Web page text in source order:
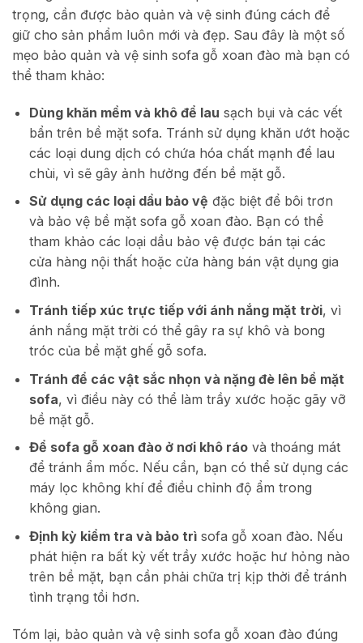
trọng, cần được bảo quản và vệ sinh đúng cách để
giữ cho sản phẩm luôn mới và đẹp. Sau đây là một số
mẹo bảo quản và vệ sinh sofa gỗ xoan đào mà bạn có
thể tham khảo:
Dùng khăn mềm và khô để lau sạch bụi và các vết
bẩn trên bề mặt sofa. Tránh sử dụng khăn ướt hoặc
các loại dung dịch có chứa hóa chất mạnh để lau
chùi, vì sẽ gây ảnh hưởng đến bề mặt gỗ.
Sử dụng các loại dầu bảo vệ đặc biệt để bôi trơn
và bảo vệ bề mặt sofa gỗ xoan đào. Bạn có thể
tham khảo các loại dầu bảo vệ được bán tại các
cửa hàng nội thất hoặc cửa hàng bán vật dụng gia
đình.
Tránh tiếp xúc trực tiếp với ánh nắng mặt trời, vì
ánh nắng mặt trời có thể gây ra sự khô và bong
tróc của bề mặt ghế gỗ sofa.
Tránh để các vật sắc nhọn và nặng đè lên bề mặt
sofa, vì điều này có thể làm trầy xước hoặc gãy vỡ
bề mặt gỗ.
Để sofa gỗ xoan đào ở nơi khô ráovà thoáng mát
để tránh ẩm mốc. Nếu cần, bạn có thể sử dụng các
máy lọc không khí để điều chỉnh độ ẩm trong
không gian.
Định kỳ kiểm tra và bảo trìsofa gỗ xoan đào. Nếu
phát hiện ra bất kỳ vết trầy xước hoặc hư hỏng nào
trên bề mặt, bạn cần phải chữa trị kịp thời để tránh
tình trạng tồi hơn.
Tóm lại, bảo quản và vệ sinh sofa gỗ xoan đào đúng